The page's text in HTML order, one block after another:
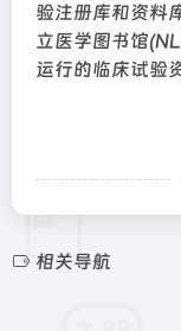
验注册库和资料
立医学图书馆
运行的临床试验
相关导航